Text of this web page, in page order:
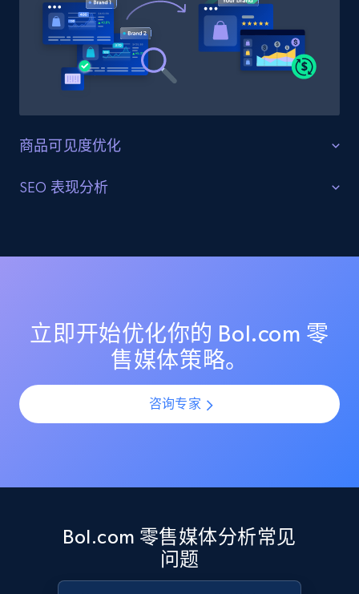
products from Brands URLs
Title, Seller name, Brand, Description, Initial
price, Currency, Availability, Reviews count, and
more.
2.1K+ 375+ 立即开始
Etsy
price, and more.
Etsy - Collect data on products using
specified keywords
URL, Product id, Listing inventory id, Title, Rating,
Etsy - Collects data from shop's URL
商品可见度优化
最大化可见度和影响力
略并最大化盈利能力。
SEO 表现分析
分析 Bol.com 上的搜索结果和高排名关键词。识别提升
立即开始优化你的 Bol.com 零
售媒体策略。
咨询专家
Bol.com 零售媒体分析常见
问题